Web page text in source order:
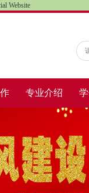
Website
专业介绍